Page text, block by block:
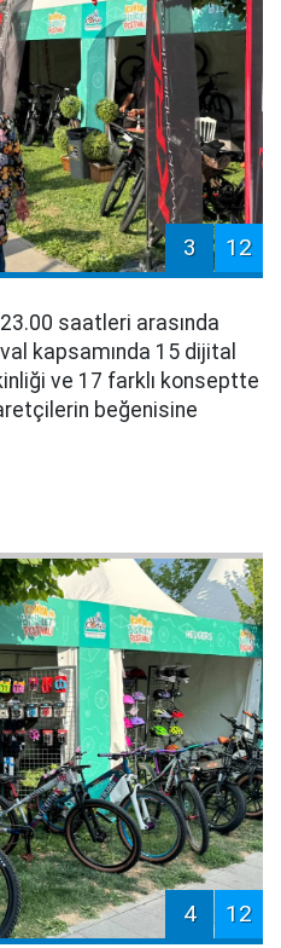
3 12
saatleri arasında
kapsamında 15 dijital
ve 17 farklı konseptte
beğenisine
4 12